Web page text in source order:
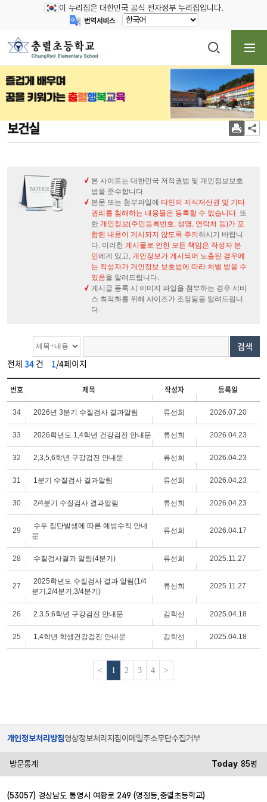
이 누리집은 대한민국 공식 전자정부 누리집입니다.
보건실
본 사이트는 대한민국 저작권법 및 개인정보보호
법을 준수합니다.
본문 또는 첨부파일에 타인의 지식재산권 및 기타
권리를 침해하는 내용물은 등록할 수 없습니다 . 또
한 개인정보(주민등록번호, 성명, 연락처 등)가 포
함된 내용이 게시되지 않도록 주의하시기 바랍니
다. 이러한 게시물로 인한 모든 책임은 작성자 본
인에게 있고, 개인정보가 게시되어 노출된 경우에
는 작성자가 개인정보 보호법에 따라 처벌 받을 수
있음을 알려드립니다.
게시글 등록 시 이미지 파일을 첨부하는 경우 서비
스 최적화를 위해 사이즈가 조정됨을 알려드립니
다.
전체 34 건 1 /4페이지
검색
번호 제목 작성자 등록일
34 2026년 3분기 수질검사 결과알림 류선희 2026.07.20
33 2026학년도 1,4학년 건강검진 안내문 류선희 2026.04.23
32 2,3,5,6학년 구강검진 안내문 류선희 2026.04.23
31 1분기 수질검사 결과알림 류선희 2026.04.23
30 2/4분기 수질검사 결과알림 류선희 2026.04.23
29
수두 집단발생에 따른 예방수칙 안내
문
류선희 2026.04.17
28 수질검사결과 알림(4분기) 류선희 2025.11.27
27
2025학년도 수질검사 결과 알림(1/4
분기,2/4분기,3/4분기)
류선희 2025.11.27
26 2.3.5.6학년 구강검진 안내문 김학선 2025.04.18
25 1,4학년 학생건강검진 안내문 김학선 2025.04.18
< 1 2 3 4 >
개인정보처리방침영상정보처리지침이메일주소무단수집거부
방문통계 Today 85명
(53057) 경상남도 통영시 여황로 249 (명정동,충렬초등학교)